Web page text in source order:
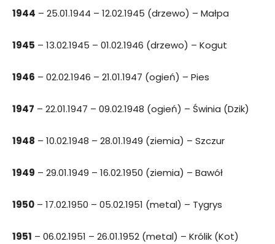
1944 – 25.01.1944 – 12.02.1945 (drzewo) – Małpa
1945 – 13.02.1945 – 01.02.1946 (drzewo) – Kogut
1946 – 02.02.1946 – 21.01.1947 (ogień) – Pies
1947 – 22.01.1947 – 09.02.1948 (ogień) – Świnia (Dzik)
1948 – 10.02.1948 – 28.01.1949 (ziemia) – Szczur
1949 – 29.01.1949 – 16.02.1950 (ziemia) – Bawół
1950 – 17.02.1950 – 05.02.1951 (metal) – Tygrys
1951 – 06.02.1951 – 26.01.1952 (metal) – Królik (Kot)